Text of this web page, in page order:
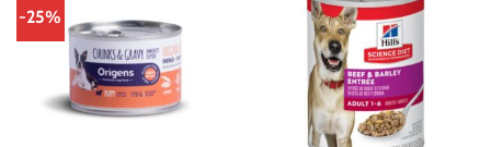
opciones
se
pueden
elegir
en
-25%